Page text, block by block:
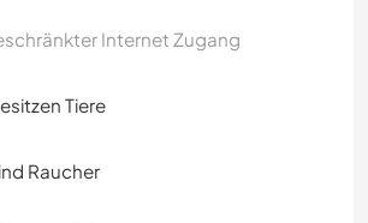
Internet Zugang
Tiere
Raucher